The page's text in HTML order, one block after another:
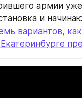
армии
и
вариантов,